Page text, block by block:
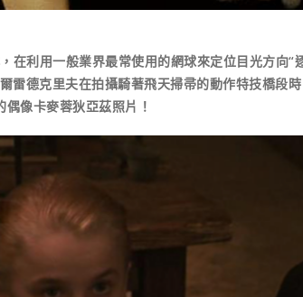
在利用一般業界最常使用的網球來定位目光方向“
雷德克里夫在拍攝騎著飛天掃帚的動作特技橋段時
像卡麥蓉狄亞茲照片！